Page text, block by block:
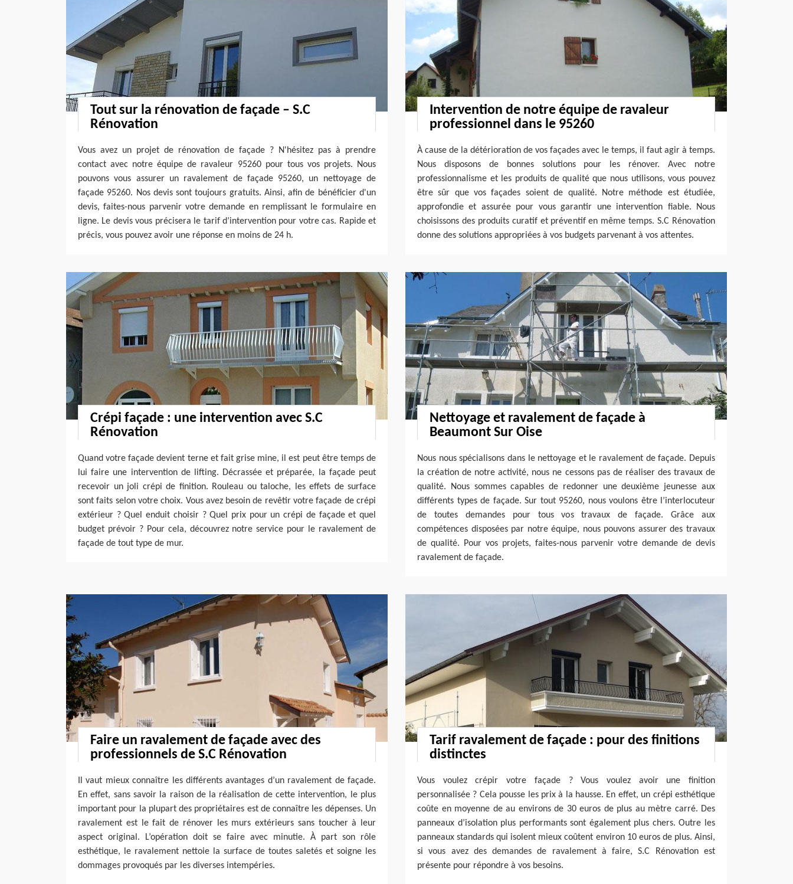
Tout sur la rénovation de façade – S.C
Rénovation
Vous avez un projet de rénovation de façade ? N'hésitez pas à prendre
contact avec notre équipe de ravaleur 95260 pour tous vos projets. Nous
pouvons vous assurer un ravalement de façade 95260, un nettoyage de
façade 95260. Nos devis sont toujours gratuits. Ainsi, afin de bénéficier d'un
devis, faites-nous parvenir votre demande en remplissant le formulaire en
ligne. Le devis vous précisera le tarif d’intervention pour votre cas. Rapide et
précis, vous pouvez avoir une réponse en moins de 24 h.
Intervention de notre équipe de ravaleur
professionnel dans le 95260
À cause de la détérioration de vos façades avec le temps, il faut agir à temps.
Nous disposons de bonnes solutions pour les rénover. Avec notre
professionnalisme et les produits de qualité que nous utilisons, vous pouvez
être sûr que vos façades soient de qualité. Notre méthode est étudiée,
approfondie et assurée pour vous garantir une intervention fiable. Nous
choisissons des produits curatif et préventif en même temps. S.C Rénovation
donne des solutions appropriées à vos budgets parvenant à vos attentes.
Crépi façade : une intervention avec S.C
Rénovation
Quand votre façade devient terne et fait grise mine, il est peut être temps de
lui faire une intervention de lifting. Décrassée et préparée, la façade peut
recevoir un joli crépi de finition. Rouleau ou taloche, les effets de surface
sont faits selon votre choix. Vous avez besoin de revêtir votre façade de crépi
extérieur ? Quel enduit choisir ? Quel prix pour un crépi de façade et quel
budget prévoir ? Pour cela, découvrez notre service pour le ravalement de
façade de tout type de mur.
Nettoyage et ravalement de façade à
Beaumont Sur Oise
Nous nous spécialisons dans le nettoyage et le ravalement de façade. Depuis
la création de notre activité, nous ne cessons pas de réaliser des travaux de
qualité. Nous sommes capables de redonner une deuxième jeunesse aux
différents types de façade. Sur tout 95260, nous voulons être l’interlocuteur
de toutes demandes pour tous vos travaux de façade. Grâce aux
compétences disposées par notre équipe, nous pouvons assurer des travaux
de qualité. Pour vos projets, faites-nous parvenir votre demande de devis
ravalement de façade.
Faire un ravalement de façade avec des
professionnels de S.C Rénovation
Il vaut mieux connaître les différents avantages d’un ravalement de façade.
En effet, sans savoir la raison de la réalisation de cette intervention, le plus
important pour la plupart des propriétaires est de connaître les dépenses. Un
ravalement est le fait de rénover les murs extérieurs sans toucher à leur
aspect original. L’opération doit se faire avec minutie. À part son rôle
esthétique, le ravalement nettoie la surface de toutes saletés et soigne les
dommages provoqués par les diverses intempéries.
Tarif ravalement de façade : pour des finitions
distinctes
Vous voulez crépir votre façade ? Vous voulez avoir une finition
personnalisée ? Cela pousse les prix à la hausse. En effet, un crépi esthétique
coûte en moyenne de au environs de 30 euros de plus au mètre carré. Des
panneaux d’isolation plus performants sont également plus chers. Outre les
panneaux standards qui isolent mieux coûtent environ 10 euros de plus. Ainsi,
si vous avez des demandes de ravalement à faire, S.C Rénovation est
présente pour répondre à vos besoins.